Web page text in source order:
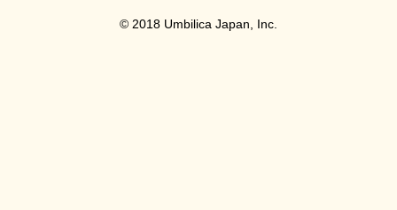
© 2018 Umbilica Japan, Inc.